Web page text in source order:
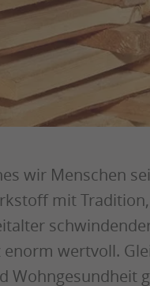
wir Menschen
mit
wertvoll.
Wohngesundheit